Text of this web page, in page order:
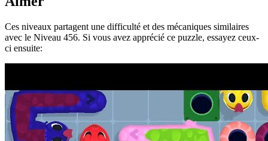
Ces niveaux partagent une difficulté et des mécaniques similaires
avec le Niveau 456. Si vous avez apprécié ce puzzle, essayez ceux-
ci ensuite: